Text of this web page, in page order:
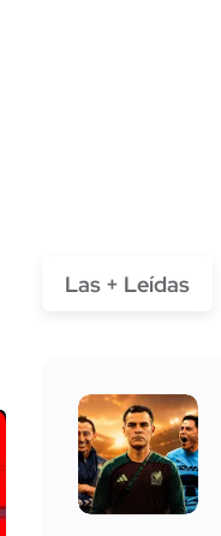
Las + Leídas